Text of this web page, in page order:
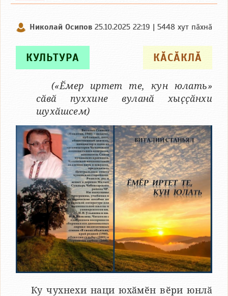
Николай Осипов 25.10.2025 22:19 | 5448 хут пӑхнӑ
КӐСӐКЛӐ
КУЛЬТУРА
(«Ӗмер иртет те, кун юлать»
сӑвӑ пуххине вуланӑ хыҫҫӑнхи
шухӑшсем)
Ку чухнехи наци юхӑмӗн вӗри юнлӑ